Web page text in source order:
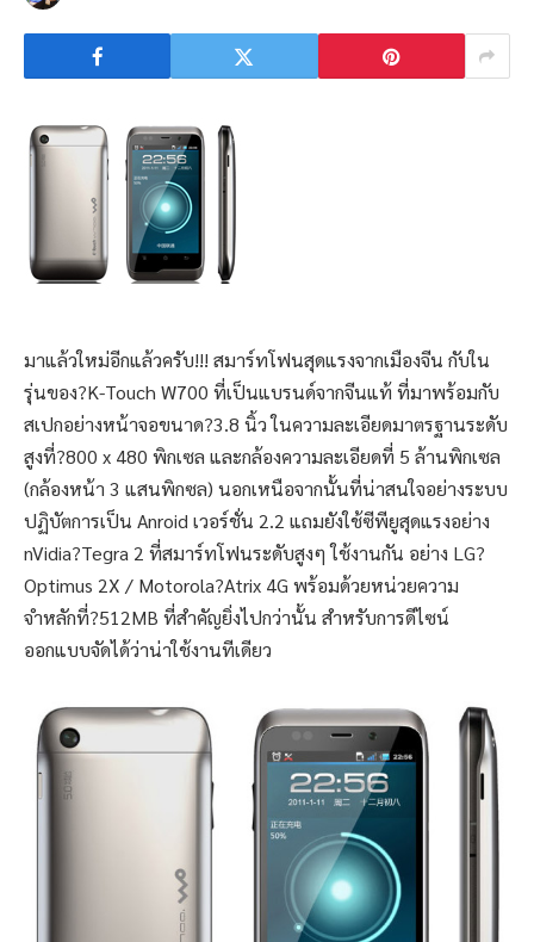
มาแล้วใหม่อีกแล้วครับ!!! สมาร์ทโฟนสุดแรงจากเมืองจีน กับใน
รุ่นของ?K-Touch W700 ที่เป็นแบรนด์จากจีนแท้ ที่มาพร้อมกับ
สเปกอย่างหน้าจอขนาด?3.8 นิ้ว ในความละเอียดมาตรฐานระดับ
สูงที่?800 x 480 พิกเซล และกล้องความละเอียดที่ 5 ล้านพิกเซล
(กล้องหน้า 3 แสนพิกซล) นอกเหนือจากนั้นที่น่าสนใจอย่างระบบ
ปฏิบัตการเป็น Anroid เวอร์ชั่น 2.2 แถมยังใช้ซีพียูสุดแรงอย่าง
nVidia?Tegra 2 ที่สมาร์ทโฟนระดับสูงๆ ใช้งานกัน อย่าง LG?
Optimus 2X / Motorola?Atrix 4G พร้อมด้วยหน่วยความ
จำหลักที่?512MB ที่สำคัญยิ่งไปกว่านั้น สำหรับการดีไซน์
ออกแบบจัดได้ว่าน่าใช้งานทีเดียว